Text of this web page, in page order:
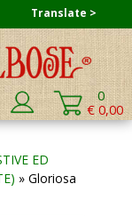
Cerca:
0
€ 0,00
ED
» Gloriosa
Translate >